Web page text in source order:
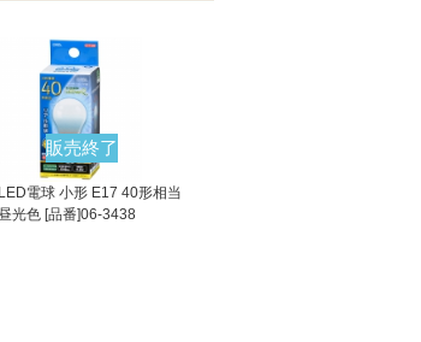
販売終了
LED電球 小形 E17 40形相当
光色 [品番]06-3438